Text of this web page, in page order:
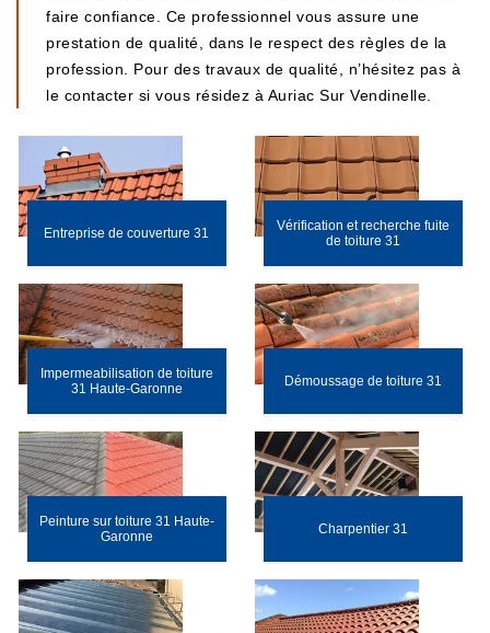
faire confiance. Ce professionnel vous assure une
prestation de qualité, dans le respect des règles de la
profession. Pour des travaux de qualité, n’hésitez pas à
le contacter si vous résidez à Auriac Sur Vendinelle.
Entreprise de couverture 31
Vérification et recherche fuite
de toiture 31
Impermeabilisation de toiture
31 Haute-Garonne
Démoussage de toiture 31
Peinture sur toiture 31 Haute-
Garonne
Charpentier 31